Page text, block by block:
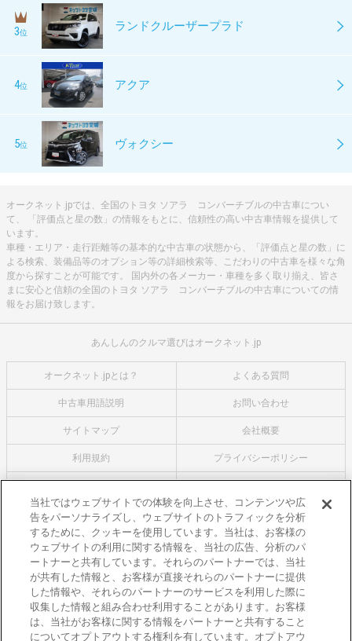
3位 ランドクルーザープラド
4位 アクア
5位 ヴォクシー
オークネット.jpでは、全国のトヨタ ソアラ コンバーチブルの中古車につい
て、 「評価点と星の数」の情報をもとに、信頼性の高い中古車情報を提供して
います。
車種・エリア・走行距離等の基本的な中古車の状態から、「評価点と星の数」に
よる検索、装備品等のオプション等の詳細検索等、こだわりの中古車を様々な角
度から探すことが可能です。 国内外の各メーカー・車種を多く取り揃え、皆さ
まに安心と信頼の全国のトヨタ ソアラ コンバーチブルの中古車についての情
報をお届け致します。
あんしんのクルマ選びはオークネット.jp
オークネット.jpとは？ よくある質問
中古車用語説明 お問い合わせ
サイトマップ 会社概要
利用規約 プライバシーポリシー
オークネットのその他のサービス
バイク関連サービス
中古バイクを探すならバイクの窓口
レンタルバイクに乗るならモトオークレンタルバイク
ブランド関連サービス
ブランド品の買取はギャラリーレア
当社ではウェブサイトでの体験を向上させ、コンテンツや広
告をパーソナライズし、ウェブサイトのトラフィックを分析
するために、クッキーを使用しています。当社は、お客様の
ウェブサイトの利用に関する情報を、当社の広告、分析のパ
ートナーと共有しています。それらのパートナーでは、当社
が共有した情報と、お客様が直接それらのパートナーに提供
した情報や、それらのパートナーのサービスを利用した際に
収集した情報と組み合わせ利用することがあります。お客様
は、当社がお客様に関する情報をパートナーと共有すること
についてオプトアウトする権利を有しています。オプトアウ